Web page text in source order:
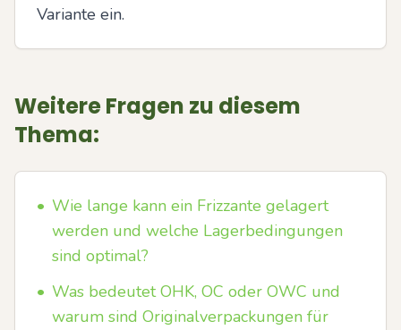
Variante ein.
Weitere Fragen zu diesem
Thema:
• Wie lange kann ein Frizzante gelagert
werden und welche Lagerbedingungen
sind optimal?
• Was bedeutet OHK, OC oder OWC und
warum sind Originalverpackungen für